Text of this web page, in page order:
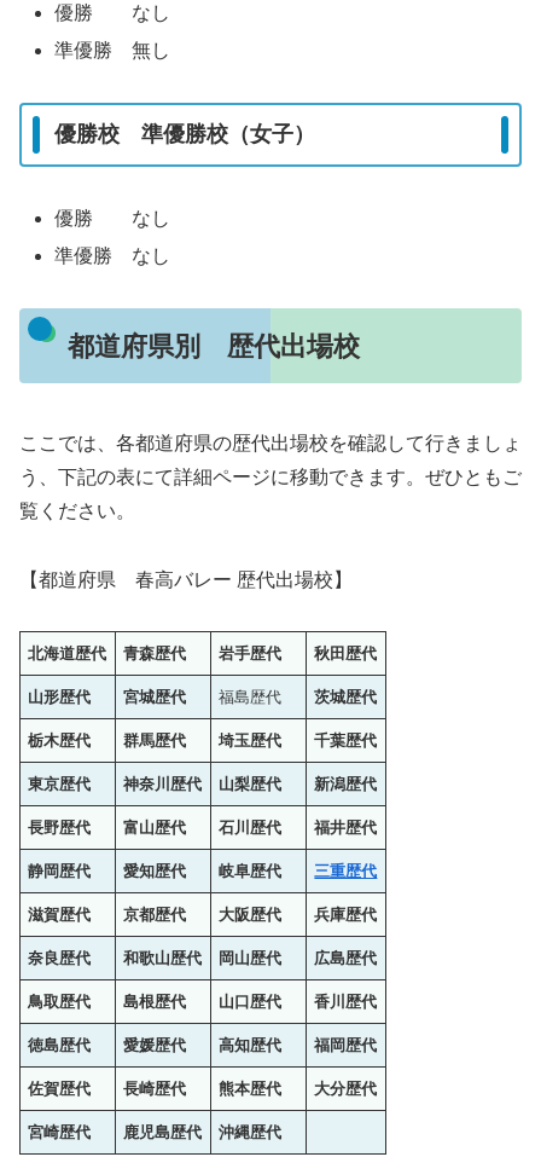
優勝 なし
準優勝 無し
優勝校 準優勝校（女子）
優勝 なし
準優勝 なし
都道府県別 歴代出場校
ここでは、各都道府県の歴代出場校を確認して行きましょ
う、下記の表にて詳細ページに移動できます。ぜひともご
覧ください。
【都道府県 春高バレー 歴代出場校】
北海道歴代 青森歴代 岩手歴代 秋田歴代
山形歴代 宮城歴代 福島歴代 茨城歴代
栃木歴代 群馬歴代 埼玉歴代 千葉歴代
東京歴代 神奈川歴代 山梨歴代 新潟歴代
長野歴代 富山歴代 石川歴代 福井歴代
静岡歴代 愛知歴代 岐阜歴代 三重歴代
滋賀歴代 京都歴代 大阪歴代 兵庫歴代
奈良歴代 和歌山歴代 岡山歴代 広島歴代
鳥取歴代 島根歴代 山口歴代 香川歴代
徳島歴代 愛媛歴代 高知歴代 福岡歴代
佐賀歴代 長崎歴代 熊本歴代 大分歴代
宮崎歴代 鹿児島歴代 沖縄歴代